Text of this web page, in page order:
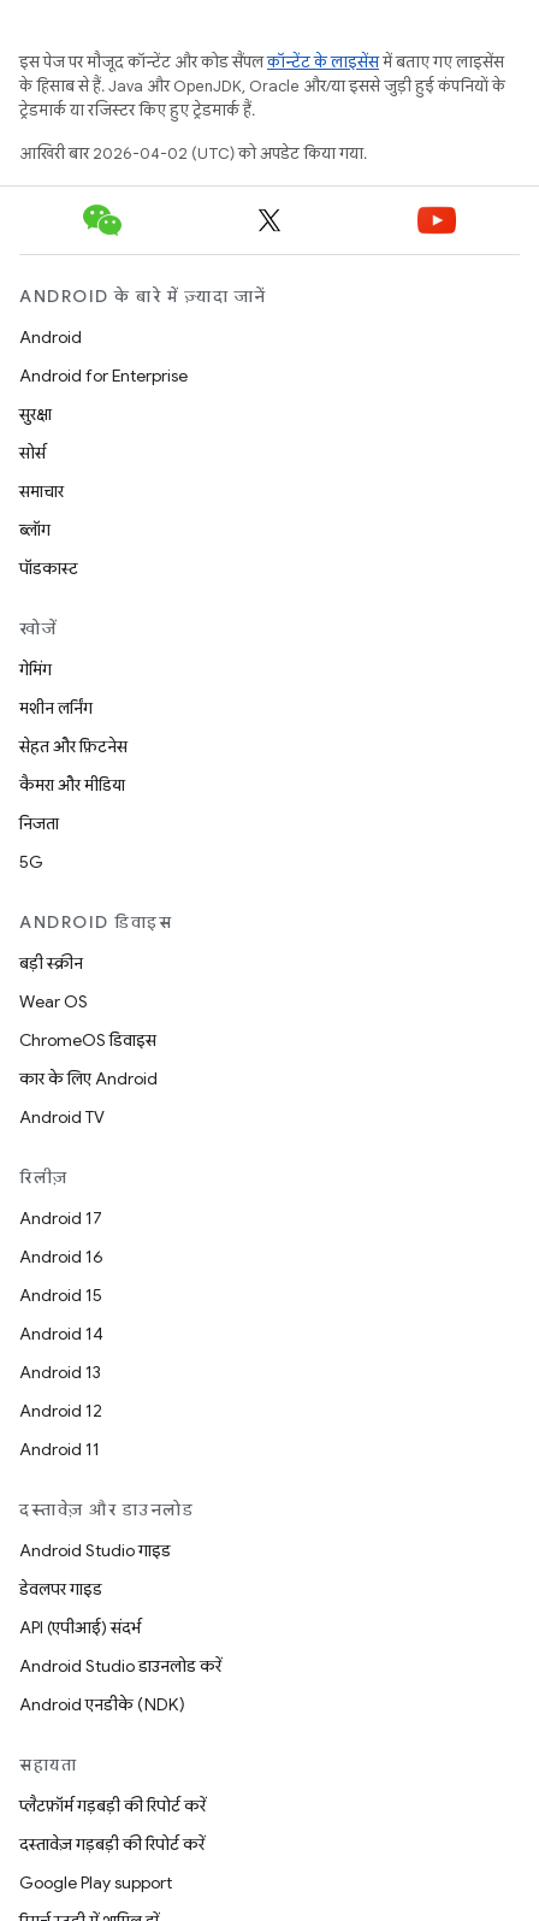
इस पेज पर मौजूद कॉन्टेंट और कोड सैंपलकॉन्टेंट के लाइसेंसमें बताए गए लाइसेंस
के हिसाब से हैं. Java और OpenJDK, Oracle और/या इससे जुड़ी हुई कंपनियों के
ट्रेडमार्क या रजिस्टर किए हुए ट्रेडमार्क हैं.
आखिरी बार 2026-04-02 (UTC) को अपडेट किया गया.
ANDROID के बारे में ज़्यादा जानें
Android
Android for Enterprise
सुरक्षा
सोर्स
समाचार
ब्लॉग
पॉडकास्ट
खोजें
गेमिंग
मशीन लर्निंग
सेहत और फ़िटनेस
कैमरा और मीडिया
निजता
5G
ANDROID डिवाइस
बड़ी स्क्रीन
Wear OS
ChromeOS डिवाइस
कार के लिए Android
Android TV
रिलीज़
Android 17
Android 16
Android 15
Android 14
Android 13
Android 12
Android 11
दस्तावेज़ और डाउनलोड
Android Studio गाइड
डेवलपर गाइड
API (एपीआई) संदर्भ
Android Studio डाउनलोड करें
Android एनडीके (NDK)
सहायता
प्लैटफ़ॉर्म गड़बड़ी की रिपोर्ट करें
दस्तावेज़ गड़बड़ी की रिपोर्ट करें
Google Play support